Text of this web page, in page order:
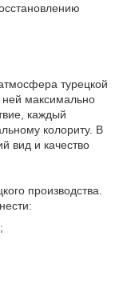
турецкой
ней максимально
каждый
колориту. В
вид и качество
производства.